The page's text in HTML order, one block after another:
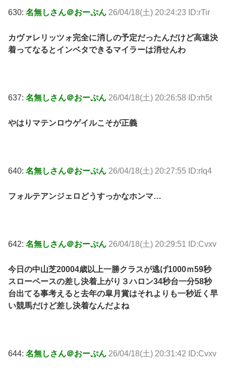
630: 名無しさん＠おーぷん 26/04/18(土) 20:24:23 ID:rTir
カヴァレリッツォ完全に消しの予定だったんだけど高速決
着ってなるとインベタできるマイラーは消せんわ
637: 名無しさん＠おーぷん 26/04/18(土) 20:26:58 ID:rh5t
やはりマテンロウゲイルこそが正義
640: 名無しさん＠おーぷん 26/04/18(土) 20:27:55 ID:rIq4
フォルテアンジェロどうすっかなホンマ…
642: 名無しさん＠おーぷん 26/04/18(土) 20:29:51 ID:Cvxv
今日の中山芝20004歳以上一勝クラスが逃げ1000ｍ59秒
スローペースの差し決着上がり３ハロン34秒台一分58秒
台出てる事考えると去年の皐月賞はそれよりも一秒近く早
い競馬だけど差し決着なんだよね
644: 名無しさん＠おーぷん 26/04/18(土) 20:31:42 ID:Cvxv